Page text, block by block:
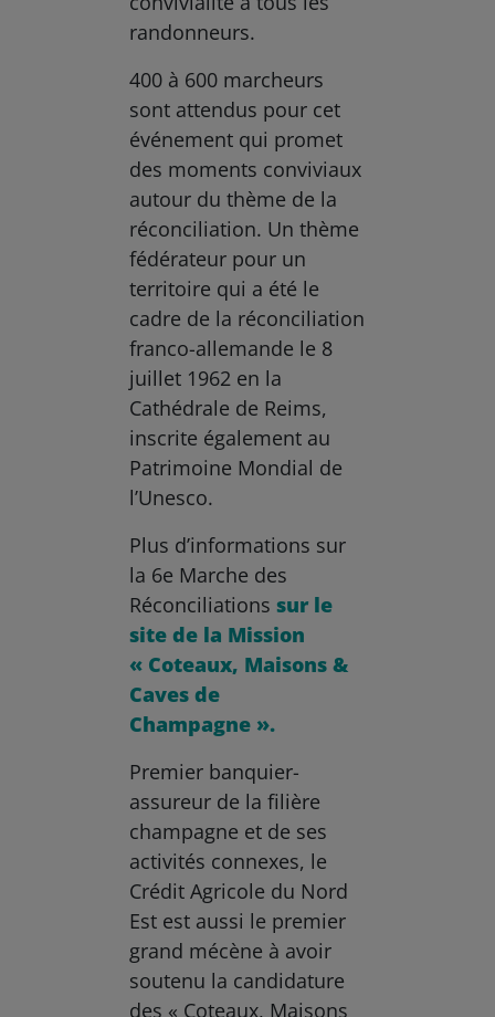
randonneurs.
400 à 600 marcheurs
sont attendus pour cet
événement qui promet
des moments conviviaux
autour du thème de la
réconciliation. Un thème
fédérateur pour un
territoire qui a été le
cadre de la réconciliation
franco-allemande le 8
juillet 1962 en la
Cathédrale de Reims,
inscrite également au
Patrimoine Mondial de
l’Unesco.
Plus d’informations sur
la 6e Marche des
Réconciliationssur le
site de la Mission
« Coteaux, Maisons &
Caves de
Champagne ».
Premier banquier-
assureur de la filière
champagne et de ses
activités connexes, le
Crédit Agricole du Nord
Est est aussi le premier
grand mécène à avoir
soutenu la candidature
des « Coteaux, Maisons